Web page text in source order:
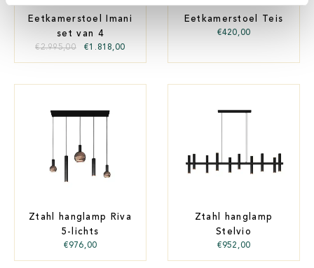
Eetkamerstoel Imani
set van 4
€2.995,00 €1.818,00
Eetkamerstoel Teis
€420,00
Ztahl hanglamp Riva
5-lichts
€976,00
Ztahl hanglamp
Stelvio
€952,00